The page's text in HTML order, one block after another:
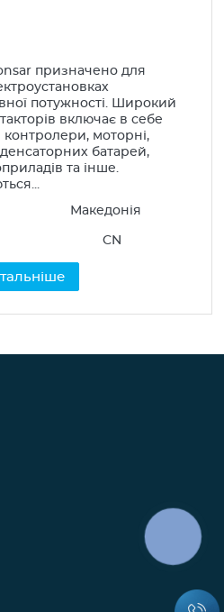
призначено для
потужності. Широкий
включає в себе
моторні,
батарей,
та інше.
Македонія
CN